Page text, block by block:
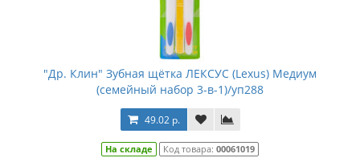
"Др. Клин" Зубная щётка ЛЕКСУС (Lexus) Медиум
(семейный набор 3-в-1)/уп288
49.02 р.
На складе Код товара: 00061019